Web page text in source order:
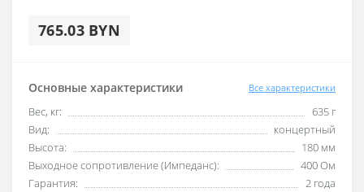
765.03 BYN
Основные характеристики Все характеристики
Вес, кг:
635 г
Вид:
концертный
Высота:
180 мм
Выходное сопротивление (Импеданс):
400 Ом
Гарантия:
2 года